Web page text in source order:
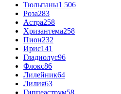
Тюльпаны1 506
Роза283
Астра258
Хризантема258
Пион232
Ирис141
Гладиолус96
Флокс86
Лилейник64
Лилия63